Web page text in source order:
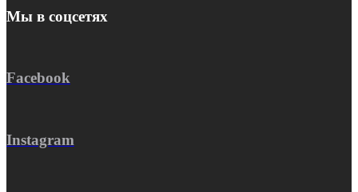
Мы в соцсетях
Facebook
Instagram